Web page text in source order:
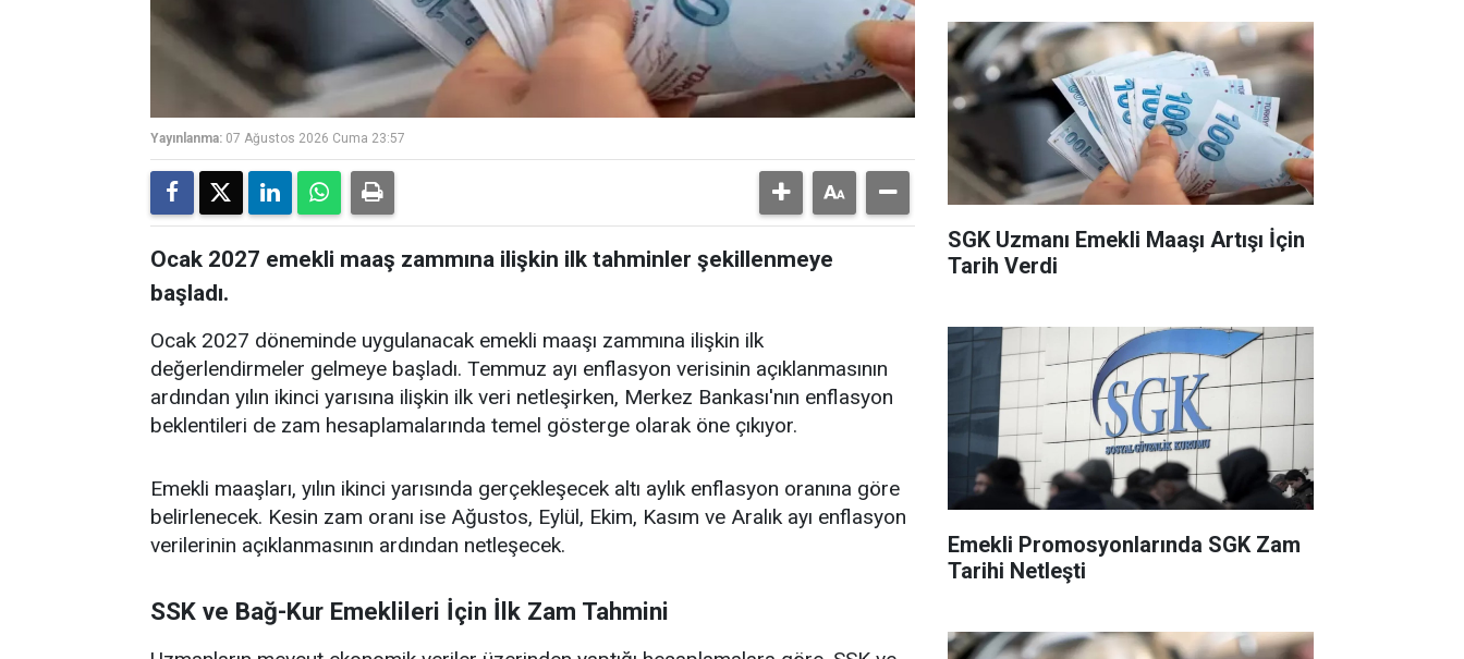
Yayınlanma: 07 Ağustos 2026 Cuma 23:57
Ocak 2027 emekli maaş zammına ilişkin ilk tahminler şekillenmeye
başladı.
Ocak 2027 döneminde uygulanacak emekli maaşı zammına ilişkin ilk
değerlendirmeler gelmeye başladı. Temmuz ayı enflasyon verisinin açıklanmasının
ardından yılın ikinci yarısına ilişkin ilk veri netleşirken, Merkez Bankası'nın enflasyon
beklentileri de zam hesaplamalarında temel gösterge olarak öne çıkıyor.
Emekli maaşları, yılın ikinci yarısında gerçekleşecek altı aylık enflasyon oranına göre
belirlenecek. Kesin zam oranı ise Ağustos, Eylül, Ekim, Kasım ve Aralık ayı enflasyon
verilerinin açıklanmasının ardından netleşecek.
SSK ve Bağ-Kur Emeklileri İçin İlk Zam Tahmini
SGK Uzmanı Emekli Maaşı Artışı İçin
Tarih Verdi
Emekli Promosyonlarında SGK Zam
Tarihi Netleşti